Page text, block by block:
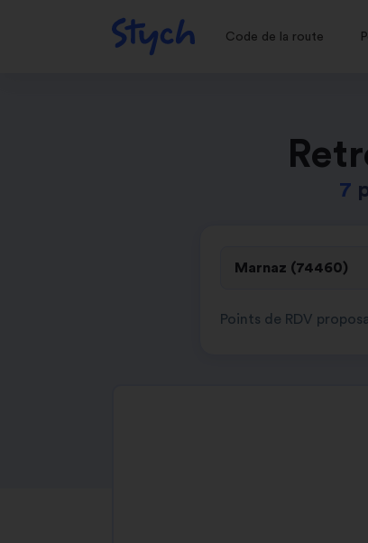
Code de la route
7
Points de RDV